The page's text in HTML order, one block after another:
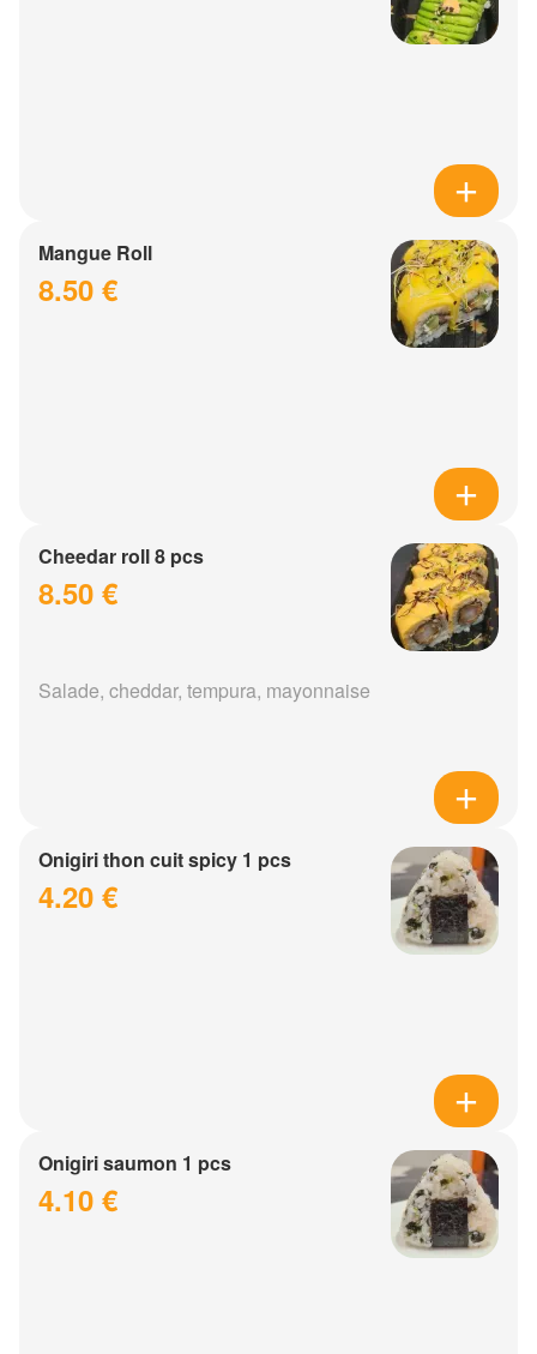
Mangue Roll
8.50 €
Cheedar roll 8 pcs
8.50 €
Salade, cheddar, tempura, mayonnaise
Onigiri thon cuit spicy 1 pcs
4.20 €
Onigiri saumon 1 pcs
4.10 €